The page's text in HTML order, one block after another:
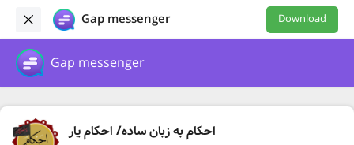
Gap messenger Download
Gap messenger
احکام به زبان ساده/ احکام یار